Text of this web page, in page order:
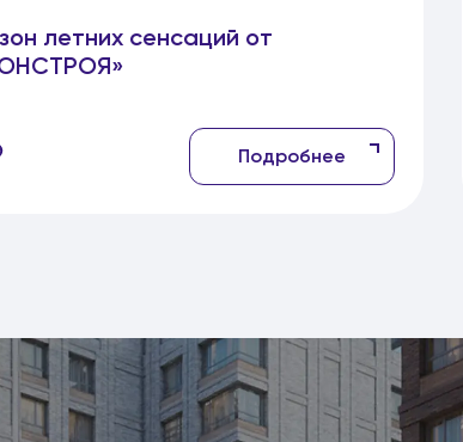
летних сенсаций от
Подробнее